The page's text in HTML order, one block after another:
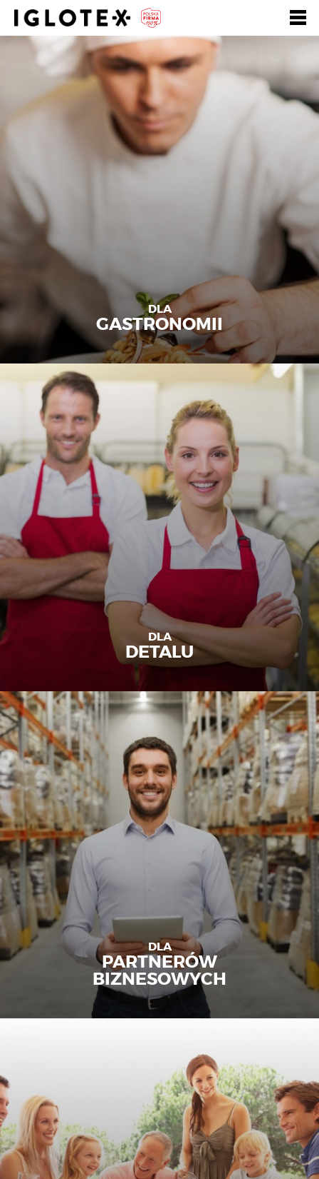
Polski English
Zaloguj się
Zarejestruj się, to
się opłaca!
dla Gastronomii
+
+
o GrupieDLA
GASTRONOMII
DLA
DETALU
DLA
PARTNERÓW
BIZNESOWYCH